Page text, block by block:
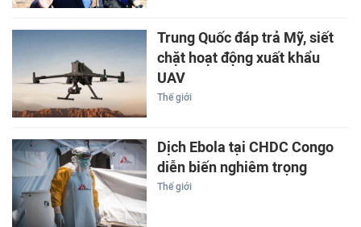
Trung Quốc đáp trả Mỹ, siết
chặt hoạt động xuất khẩu
UAV
Thế giới
Dịch Ebola tại CHDC Congo
diễn biến nghiêm trọng
Thế giới